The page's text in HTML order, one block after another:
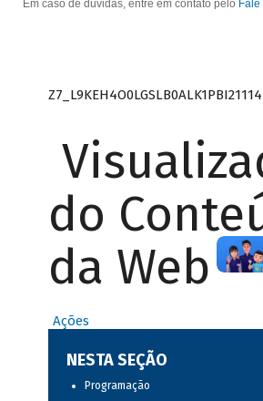
Em caso de dúvidas, entre em contato pelo
Z7_L9KEH4O0LGSLB0ALK1PBI21114
do
da Web
Ações
NESTA SEÇÃO
Programação